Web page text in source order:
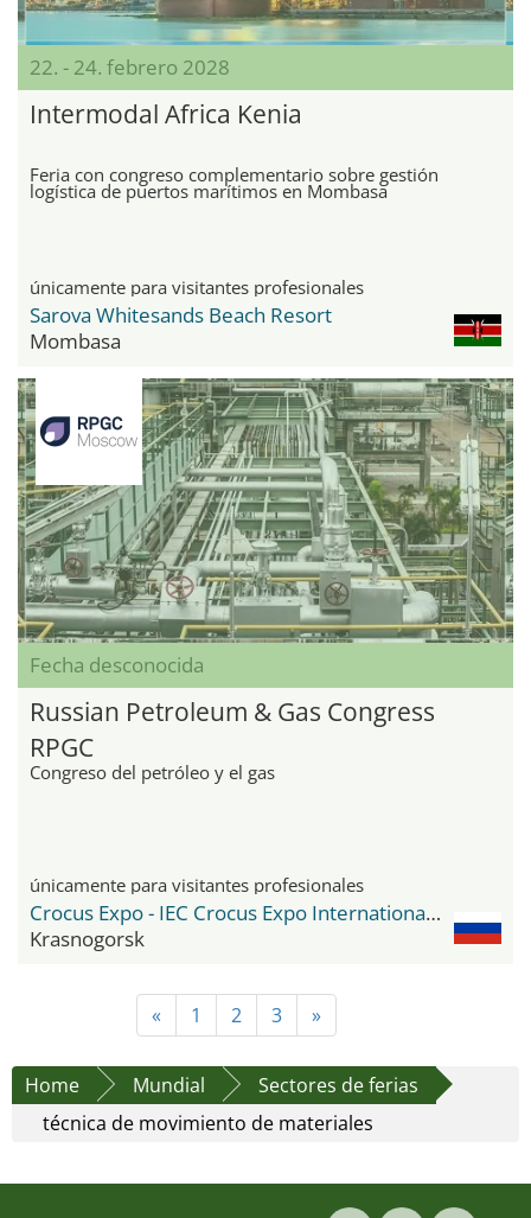
22. - 24. febrero 2028
Intermodal Africa Kenia
Feria con congreso complementario sobre gestión
logística de puertos marítimos en Mombasa
únicamente para visitantes profesionales
Sarova Whitesands Beach Resort
Mombasa
Fecha desconocida
Russian Petroleum & Gas Congress
RPGC
Congreso del petróleo y el gas
únicamente para visitantes profesionales
Crocus Expo - IEC Crocus Expo International Exhibition Centre
Krasnogorsk
« 1 2 3 »
Home Mundial
Sectores de ferias
técnica de movimiento de materiales